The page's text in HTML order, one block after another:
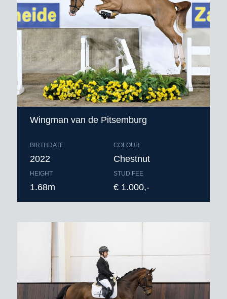
Wingman van de Pitsemburg
BIRTHDATE
2022
HEIGHT
1.68m
COLOUR
Chestnut
STUD FEE
€ 1.000,-